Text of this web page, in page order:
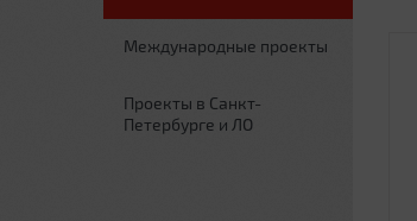
Международные проекты
Проекты в Санкт-
Петербурге и ЛО